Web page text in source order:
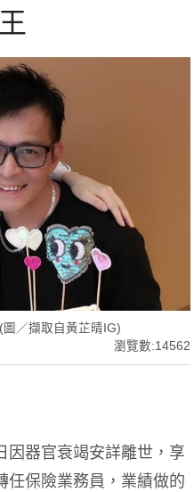
／擷取自黃芷晴IG)
瀏覽數:14562
因器官衰竭安詳離世，享
任保險業務員，業績做的